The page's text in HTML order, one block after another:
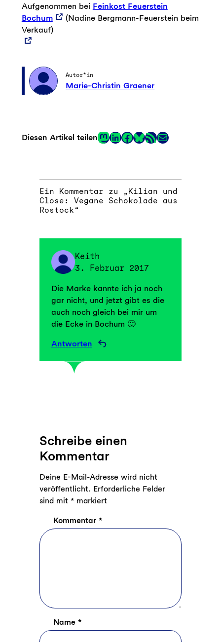
Aufgenommen bei Feinkost Feuerstein
Bochum
(Nadine Bergmann-Feuerstein beim
Verkauf)
Autor*in
Marie-Christin Graener
Diesen Artikel teilenMastodon
LinkedIn
Facebook
LinkRSS-Feed
E-Mail
Ein Kommentar zu „Kilian und
Close: Vegane Schokolade aus
Rostock“
Keith
3. Februar 2017
Die Marke kannte ich ja noch
gar nicht, und jetzt gibt es die
auch noch gleich bei mir um
die Ecke in Bochum 🙂
Antworten
Schreibe einen
Kommentar
Deine E-Mail-Adresse wird nicht
veröffentlicht. Erforderliche Felder
sind mit *markiert
Kommentar *
Name *